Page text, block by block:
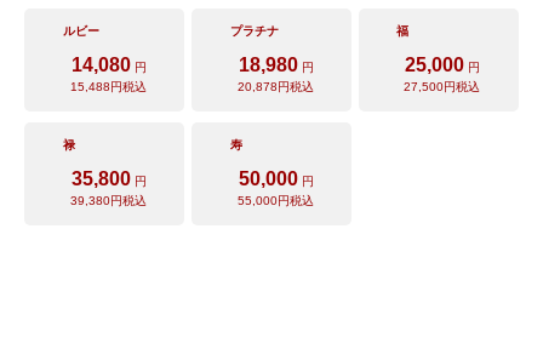
ルビー
14,080 円
15,488円税込
プラチナ
18,980 円
20,878円税込
福
25,000 円
27,500円税込
禄
35,800 円
39,380円税込
寿
50,000 円
55,000円税込